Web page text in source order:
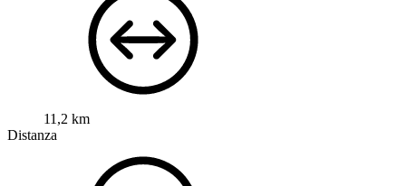
11,2 km
Distanza